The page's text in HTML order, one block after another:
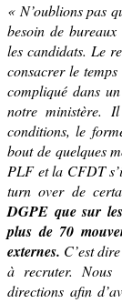
« N’oublions pas
besoin de
les candidats. Le
consacrer le
compliqué dans
notre ministère.
conditions, le
bout de quelques
PLF et la CFDT
turn over de
DGPE que sur
plus de 70
externes. C’est
à recruter. Nous
directions afin